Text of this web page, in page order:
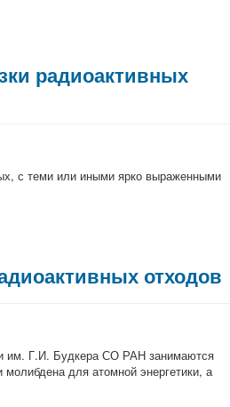
радиоактивных
с теми или иными ярко выраженными
отходов
им. Г.И. Будкера СО РАН занимаются
для атомной энергетики, а